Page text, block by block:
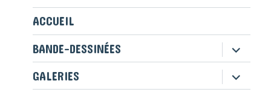
ACCUEIL
BANDE-DESSINÉES
ouvrir
le
sous-
menu
GALERIES ouvrir
le